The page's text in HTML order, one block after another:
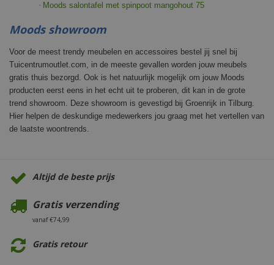
· Moods salontafel met spinpoot mangohout 75
Moods showroom
Voor de meest trendy meubelen en accessoires bestel jij snel bij
Tuicentrumoutlet.com, in de meeste gevallen worden jouw meubels
gratis thuis bezorgd. Ook is het natuurlijk mogelijk om jouw Moods
producten eerst eens in het echt uit te proberen, dit kan in de grote
trend showroom. Deze showroom is gevestigd bij Groenrijk in Tilburg.
Hier helpen de deskundige medewerkers jou graag met het vertellen van
de laatste woontrends.
Altijd de beste prijs
Gratis verzending
vanaf €74,99
Gratis retour